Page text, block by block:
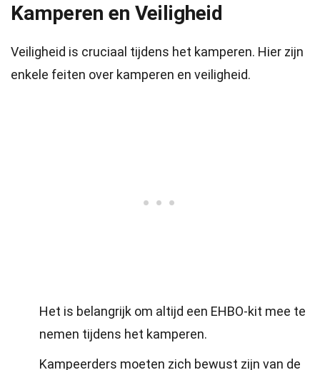
Kamperen en Veiligheid
Veiligheid is cruciaal tijdens het kamperen. Hier zijn
enkele feiten over kamperen en veiligheid.
Het is belangrijk om altijd een EHBO-kit mee te
nemen tijdens het kamperen.
Kampeerders moeten zich bewust zijn van de